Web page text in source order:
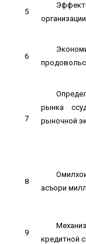
5
6
7
рынка
рыночной
8
асъори
9
кредитной